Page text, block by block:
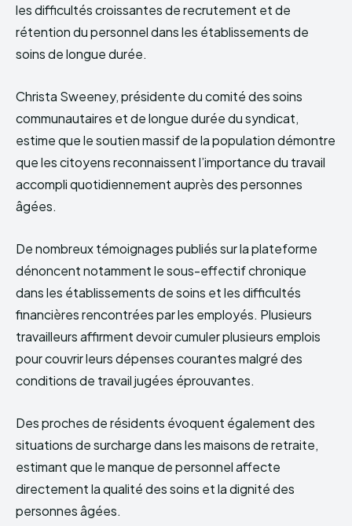
les difficultés croissantes de recrutement et de
rétention du personnel dans les établissements de
soins de longue durée.
Christa Sweeney, présidente du comité des soins
communautaires et de longue durée du syndicat,
estime que le soutien massif de la population démontre
que les citoyens reconnaissent l’importance du travail
accompli quotidiennement auprès des personnes
âgées.
De nombreux témoignages publiés sur la plateforme
dénoncent notamment le sous-effectif chronique
dans les établissements de soins et les difficultés
financières rencontrées par les employés. Plusieurs
travailleurs affirment devoir cumuler plusieurs emplois
pour couvrir leurs dépenses courantes malgré des
conditions de travail jugées éprouvantes.
Des proches de résidents évoquent également des
situations de surcharge dans les maisons de retraite,
estimant que le manque de personnel affecte
directement la qualité des soins et la dignité des
personnes âgées.